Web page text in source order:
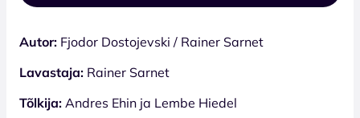
Autor: Fjodor Dostojevski / Rainer Sarnet
Lavastaja: Rainer Sarnet
Tõlkija: Andres Ehin ja Lembe Hiedel